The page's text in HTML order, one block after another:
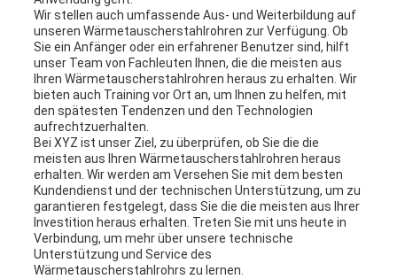
Wir stellen auch umfassende Aus- und Weiterbildung auf
unseren Wärmetauscherstahlrohren zur Verfügung. Ob
Sie ein Anfänger oder ein erfahrener Benutzer sind, hilft
unser Team von Fachleuten Ihnen, die die meisten aus
Ihren Wärmetauscherstahlrohren heraus zu erhalten. Wir
bieten auch Training vor Ort an, um Ihnen zu helfen, mit
den spätesten Tendenzen und den Technologien
aufrechtzuerhalten.
Bei XYZ ist unser Ziel, zu überprüfen, ob Sie die die
meisten aus Ihren Wärmetauscherstahlrohren heraus
erhalten. Wir werden am Versehen Sie mit dem besten
Kundendienst und der technischen Unterstützung, um zu
garantieren festgelegt, dass Sie die die meisten aus Ihrer
Investition heraus erhalten. Treten Sie mit uns heute in
Verbindung, um mehr über unsere technische
Unterstützung und Service des
Wärmetauscherstahlrohrs zu lernen.